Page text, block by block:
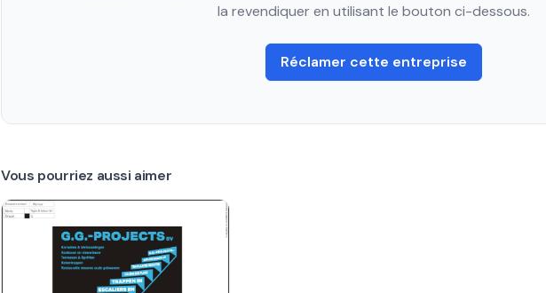
la revendiquer en utilisant le bouton ci-dessous.
Réclamer cette entreprise
Vous pourriez aussi aimer